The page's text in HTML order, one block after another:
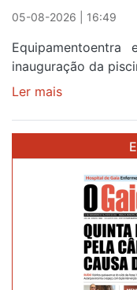
reforço
05-08-2026 | 16:49
inauguração da
Ler mais
Avintes
abre
este
sábado